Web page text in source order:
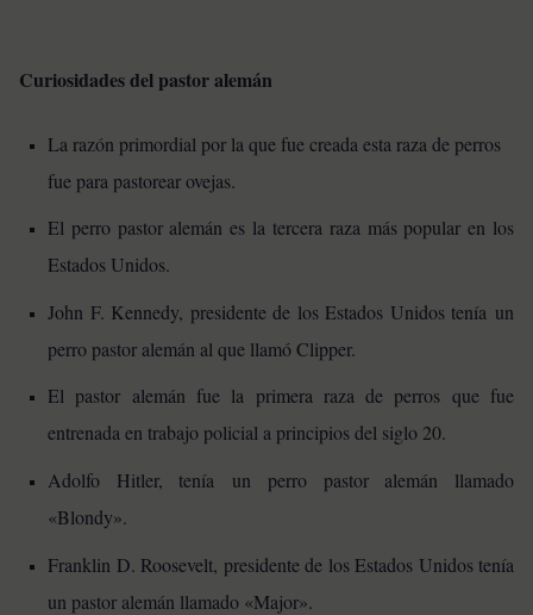
Curiosidades del pastor alemán
La razón primordial por la que fue creada esta raza de perros
fue para pastorear ovejas.
El perro pastor alemán es la tercera raza más popular en los
Estados Unidos.
John F. Kennedy, presidente de los Estados Unidos tenía un
perro pastor alemán al que llamó Clipper.
El pastor alemán fue la primera raza de perros que fue
entrenada en trabajo policial a principios del siglo 20.
Adolfo Hitler, tenía un perro pastor alemán llamado
«Blondy».
Franklin D. Roosevelt, presidente de los Estados Unidos tenía
un pastor alemán llamado «Major».